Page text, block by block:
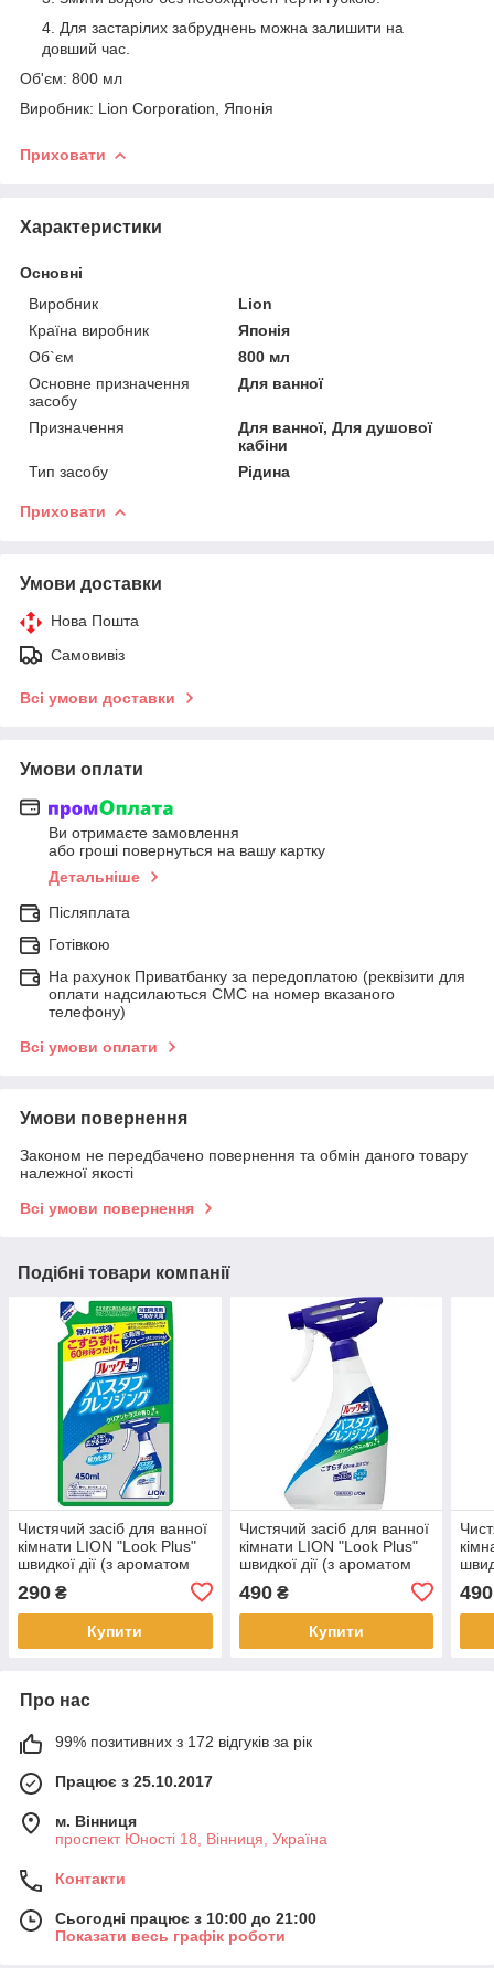
Для застарілих забруднень можна залишити на
довший час.
Об'єм: 800 мл
Виробник: Lion Corporation, Японія
Приховати
Характеристики
Основні
Виробник
Lion
Країна виробник
Японія
Об`єм
800 мл
Основне призначення
засобу
Для ванної
Призначення
Для ванної, Для душової
кабіни
Тип засобу
Рідина
Приховати
Умови доставки
Нова Пошта
Самовивіз
Всі умови доставки
Умови оплати
Ви отримаєте замовлення
або гроші повернуться на вашу картку
Детальніше
Післяплата
Готівкою
На рахунок Приватбанку за передоплатою (реквізити для
оплати надсилаються СМС на номер вказаного
телефону)
Всі умови оплати
Умови повернення
Законом не передбачено повернення та обмін даного товару
належної якості
Всі умови повернення
Подібні товари компанії
Чистячий засіб для ванної
кімнати LION "Look Plus"
швидкої дії (з ароматом
цитруса) 450 мл (256397)
290 ₴
Купити
Чистячий засіб для ванної
кімнати LION "Look Plus"
швидкої дії (з ароматом
цитруса) 500 мл (256380)
490₴
Купити
490
Про нас
99% позитивних з 172 відгуків за рік
Працює з 25.10.2017
м. Вінниця
проспект Юності 18, Вінниця, Україна
Контакти
Сьогодні працює з 10:00 до 21:00
Показати весь графік роботи